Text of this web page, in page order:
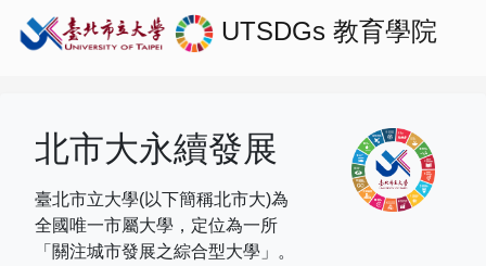
UTSDGs 教育學院
北市大永續發展
臺北市立大學(以下簡稱北市大)為
全國唯一市屬大學，定位為一所
「關注城市發展之綜合型大學」。